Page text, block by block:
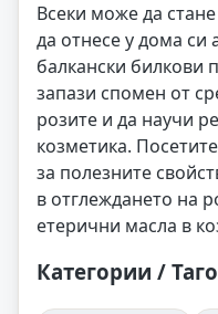
Всеки може да
да отнесе у дома си
балкански билкови
запази спомен от
розите и да научи
козметика.
за полезните
в отглеждането на
етерични масла в
Категории /